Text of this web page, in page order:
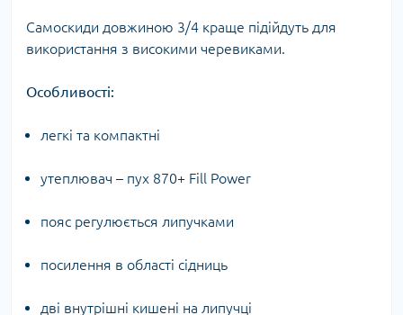
Самоскиди довжиною 3/4 краще підійдуть для
використання з високими черевиками.
Особливості:
легкі та компактні
утеплювач – пух 870+ Fill Power
пояс регулюється липучками
посилення в області сідниць
дві внутрішні кишені на липучці